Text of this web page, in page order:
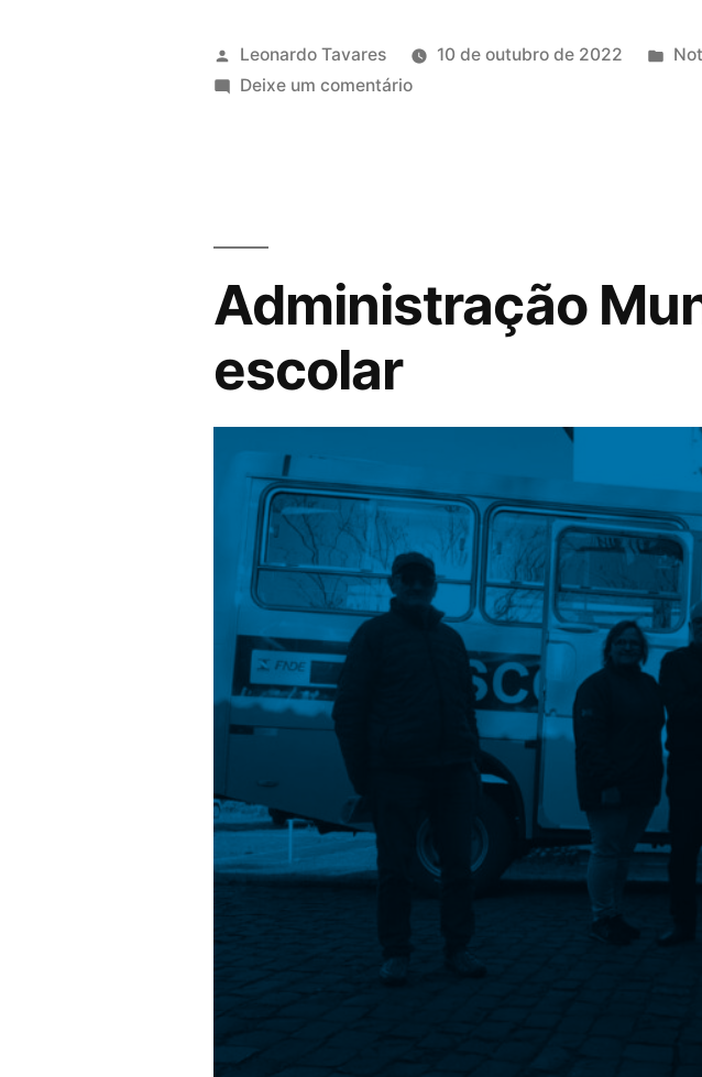
Leonardo Tavares 10 de outubro de 2022
Deixe um comentário
Administração
escolar